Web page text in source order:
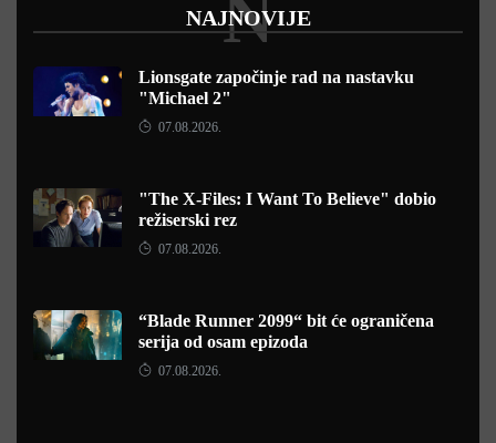
NAJNOVIJE
N
Lionsgate započinje rad na nastavku
"Michael 2"
07.08.2026.
"The X-Files: I Want To Believe" dobio
režiserski rez
07.08.2026.
“Blade Runner 2099“ bit će ograničena
serija od osam epizoda
07.08.2026.